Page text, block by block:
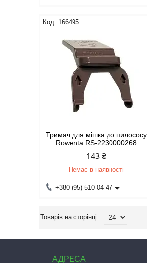
166495
Тримач для мішка до пилососу
Rowenta RS-2230000268
143 ₴
Немає в наявності
+380 (95) 510-04-47